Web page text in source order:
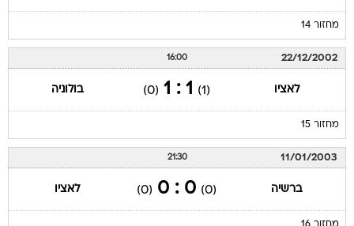
מחזור 14
22/12/2002
16:00
לאציו (1)
1 : 1
(0) בולוניה
מחזור 15
11/01/2003
21:30
ברשיה (0)
0 : 0
(0) לאציו